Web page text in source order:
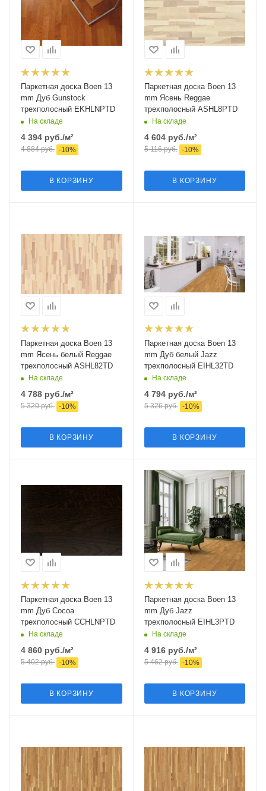
Паркетная доска Boen 13
mm Дуб Gunstock
трехполосный EKHLNPTD
На складе
4 394 руб./м²
4 884руб. -10%
В КОРЗИНУ
Паркетная доска Boen 13
mm Ясень Reggae
трехполосный ASHL8PTD
На складе
4 604руб./м²
5 116руб. -10%
В КОРЗИНУ
Паркетная доска Boen 13
mm Ясень белый Reggae
трехполосный ASHL82TD
На складе
4 788 руб./м²
5 320руб. -10%
В КОРЗИНУ
Паркетная доска Boen 13
mm Дуб белый Jazz
трехполосный EIHL32TD
На складе
4 794руб./м²
5 326руб. -10%
В КОРЗИНУ
Паркетная доска Boen 13
mm Дуб Cocoa
трехполосный CCHLNPTD
На складе
4 860 руб./м²
5 402руб. -10%
В КОРЗИНУ
Паркетная доска Boen 13
mm Дуб Jazz
трехполосный EIHL3PTD
На складе
4 916руб./м²
5 462руб. -10%
В КОРЗИНУ